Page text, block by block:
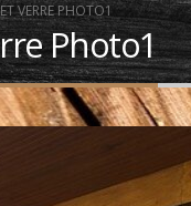
VERRE PHOTO1
Photo1